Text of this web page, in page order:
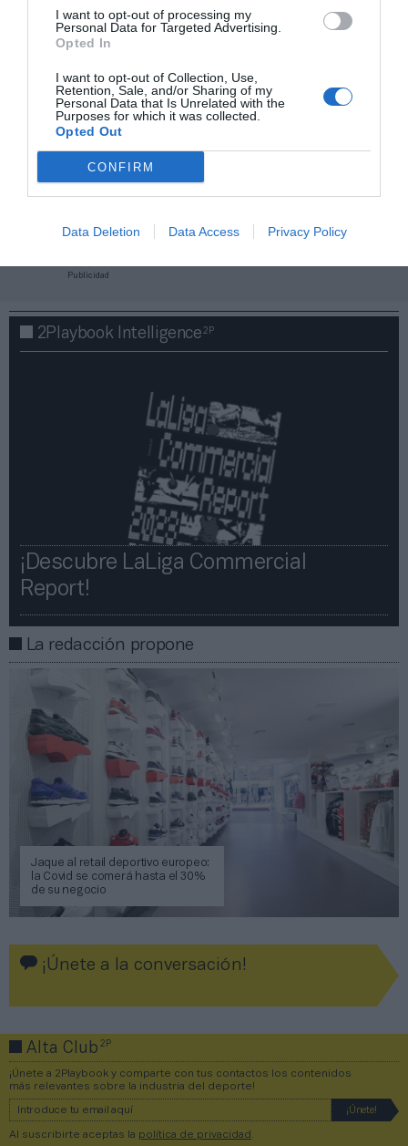
I want to opt-out of processing my
Personal Data for Targeted Advertising.
Opted In
I want to opt-out of Collection, Use,
Retention, Sale, and/or Sharing of my
Personal Data that Is Unrelated with the
Purposes for which it was collected.
Opted Out
CONFIRM
Data Deletion Data Access Privacy Policy
¡Haz click aquí y accede sin límites a contenidos
Publicidad
2Playbook Intelligence2P
¡Descubre LaLiga Commercial
Report!​​
La redacción propone
Jaque al retail deportivo europeo:
la Covid se comerá hasta el 30%
de su negocio
¡Únete a la conversación!
Alta Club2P
¡Únete a 2Playbook y comparte con tus contactos los contenidos
más relevantes sobre la industria del deporte!
Al suscribirte aceptas la política de privacidad